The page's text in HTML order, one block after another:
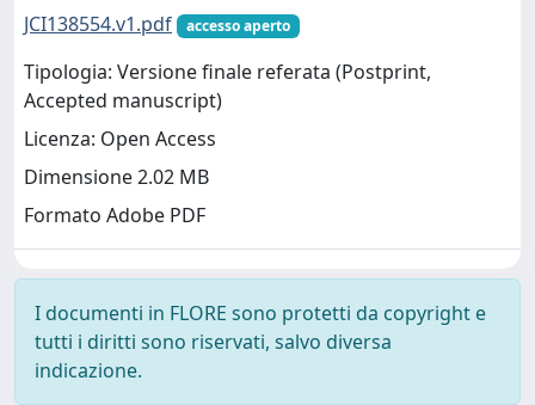
JCI138554.v1.pdf
accesso aperto
Tipologia: Versione finale referata (Postprint,
Accepted manuscript)
Licenza: Open Access
Dimensione 2.02 MB
Formato Adobe PDF
I documenti in FLORE sono protetti da copyright e
tutti i diritti sono riservati, salvo diversa
indicazione.